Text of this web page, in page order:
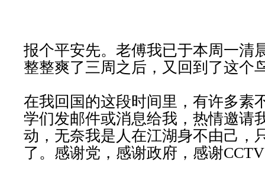
报个平安先。老傅我已于本周一清
整整爽了三周之后，又回到了这个
在我回国的这段时间里，有许多素
学们发邮件或消息给我，热情邀请
动，无奈我是人在江湖身不由己，
了。感谢党，感谢政府，感谢CCTV